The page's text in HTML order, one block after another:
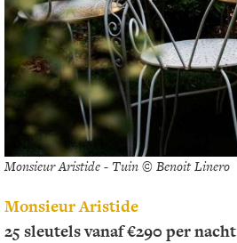
Monsieur Aristide - Tuin © Benoit Linero
Monsieur Aristide
25 sleutels vanaf €290 per nacht